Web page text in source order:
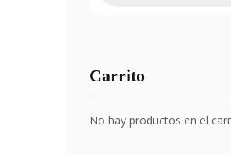
Carrito
No hay productos en el